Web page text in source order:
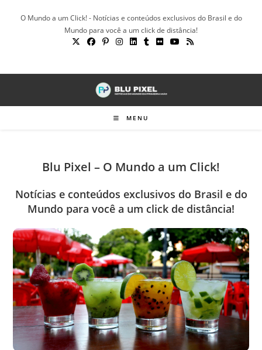
O Mundo a um Click! - Notícias e conteúdos exclusivos do Brasil e do
Mundo para você a um click de distância!
MENU
Blu Pixel – O Mundo a um Click!
Notícias e conteúdos exclusivos do Brasil e do
Mundo para você a um click de distância!